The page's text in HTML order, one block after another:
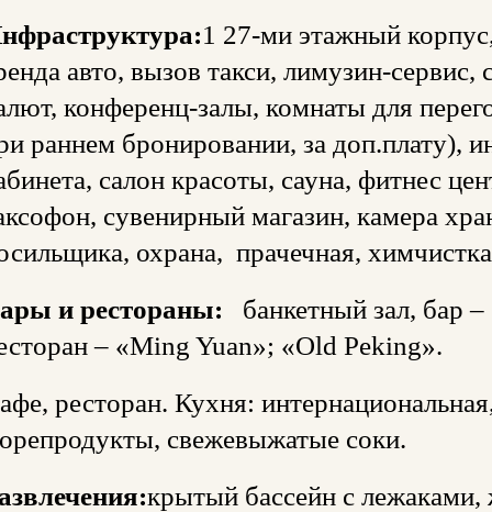
1 27-ми этажный
авто, вызов такси, лимузин-
конференц-залы, комнаты для
раннем бронировании, за доп.плату),
салон красоты, сауна, фитнес
сувенирный магазин, камера
охрана, прачечная,
и рестораны:
банкетный зал, бар
– «Ming Yuan»; «Old Peking».
ресторан. Кухня:
свежевыжатые соки.
крытый бассейн с